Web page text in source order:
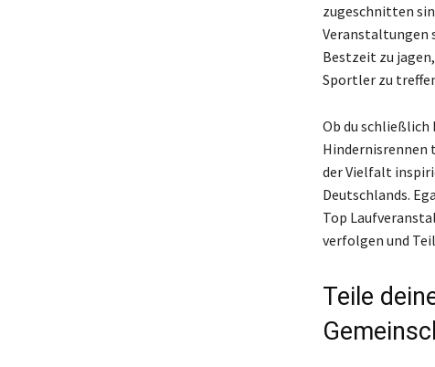
zugeschnitten
Veranstaltungen
Bestzeit zu
Sportler zu
Ob du
Hindernisrennen
der Vielfalt
Deutschlands.
Top
verfolgen und
Teile